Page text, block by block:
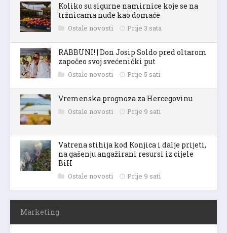
Koliko su sigurne namirnice koje se na
tržnicama nude kao domaće
Ostale novosti Prije 3 sata
RABBUNI! | Don Josip Soldo pred oltarom
započeo svoj svećenički put
Ostale novosti Prije 5 sati
Vremenska prognoza za Hercegovinu
Ostale novosti Prije 9 sati
Vatrena stihija kod Konjica i dalje prijeti,
na gašenju angažirani resursi iz cijele
BiH
Ostale novosti Prije 9 sati
Marketing